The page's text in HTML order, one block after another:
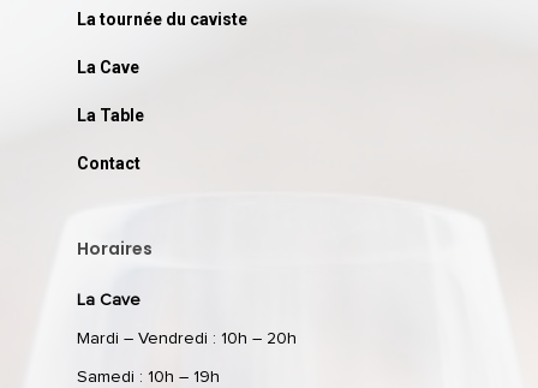
La tournée du caviste
La Cave
La Table
Contact
Horaires
La Cave
Mardi – Vendredi : 10h – 20h
Samedi : 10h – 19h